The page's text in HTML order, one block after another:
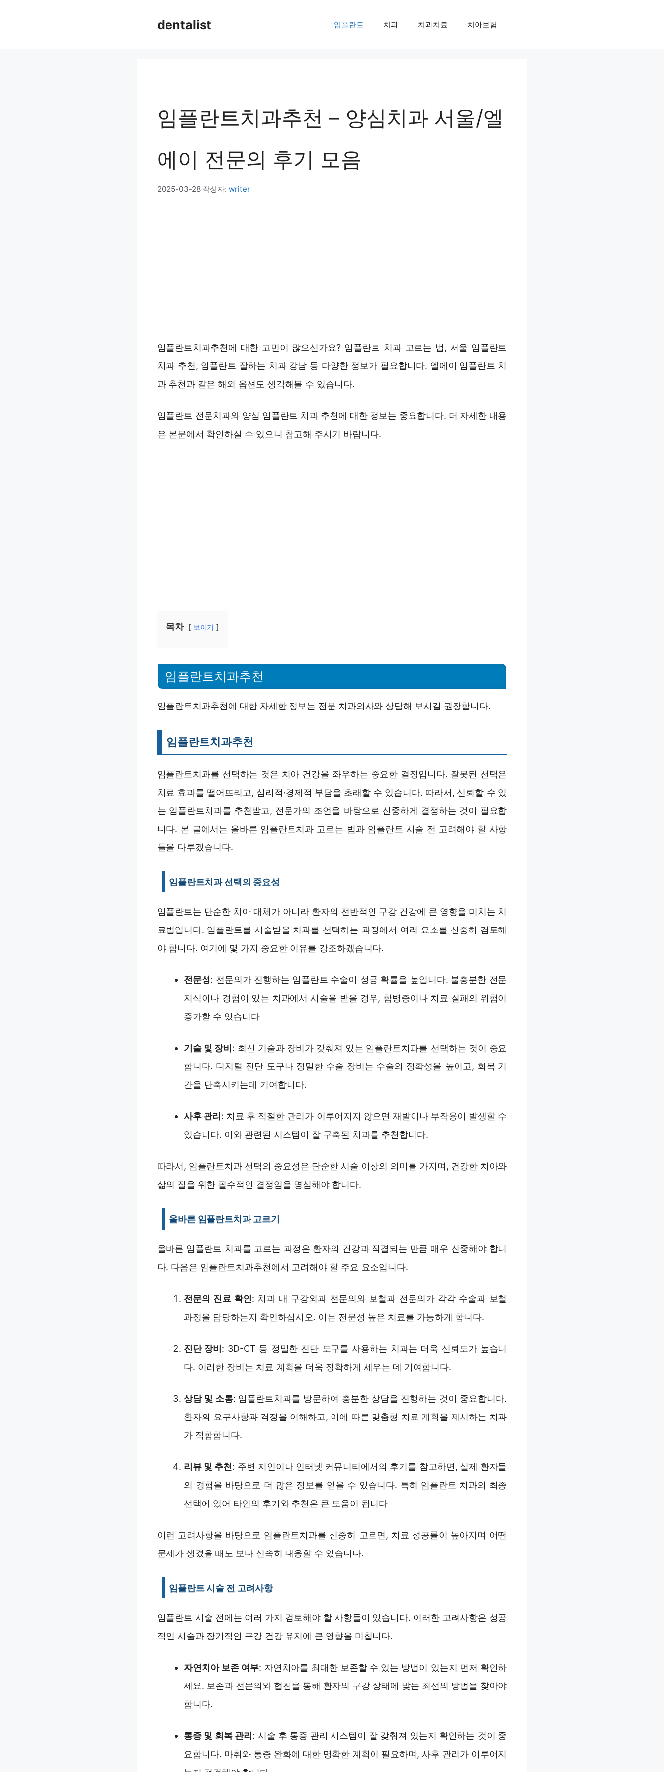
dentalist 임플란트 치과 치과치료 치아보험
임플란트치과추천 – 양심치과 서울/엘
에이 전문의 후기 모음
2025-03-28 작성자: writer
임플란트치과추천에 대한 고민이 많으신가요? 임플란트 치과 고르는 법, 서울 임플란트
치과 추천, 임플란트 잘하는 치과 강남 등 다양한 정보가 필요합니다. 엘에이 임플란트 치
과 추천과 같은 해외 옵션도 생각해볼 수 있습니다.
임플란트 전문치과와 양심 임플란트 치과 추천에 대한 정보는 중요합니다. 더 자세한 내용
은 본문에서 확인하실 수 있으니 참고해 주시기 바랍니다.
목차 보이기
임플란트치과추천
임플란트치과추천에 대한 자세한 정보는 전문 치과의사와 상담해 보시길 권장합니다.
임플란트치과추천
임플란트치과를 선택하는 것은 치아 건강을 좌우하는 중요한 결정입니다. 잘못된 선택은
치료 효과를 떨어뜨리고, 심리적·경제적 부담을 초래할 수 있습니다. 따라서, 신뢰할 수 있
는 임플란트치과를 추천받고, 전문가의 조언을 바탕으로 신중하게 결정하는 것이 필요합
니다. 본 글에서는 올바른 임플란트치과 고르는 법과 임플란트 시술 전 고려해야 할 사항
들을 다루겠습니다.
임플란트치과 선택의 중요성
임플란트는 단순한 치아 대체가 아니라 환자의 전반적인 구강 건강에 큰 영향을 미치는 치
료법입니다. 임플란트를 시술받을 치과를 선택하는 과정에서 여러 요소를 신중히 검토해
야 합니다. 여기에 몇 가지 중요한 이유를 강조하겠습니다.
전문성: 전문의가 진행하는 임플란트 수술이 성공 확률을 높입니다. 불충분한 전문
지식이나 경험이 있는 치과에서 시술을 받을 경우, 합병증이나 치료 실패의 위험이
증가할 수 있습니다.
기술 및 장비 : 최신 기술과 장비가 갖춰져 있는 임플란트치과를 선택하는 것이 중요
합니다. 디지털 진단 도구나 정밀한 수술 장비는 수술의 정확성을 높이고, 회복 기
간을 단축시키는데 기여합니다.
사후 관리 : 치료 후 적절한 관리가 이루어지지 않으면 재발이나 부작용이 발생할 수
있습니다. 이와 관련된 시스템이 잘 구축된 치과를 추천합니다.
따라서, 임플란트치과 선택의 중요성은 단순한 시술 이상의 의미를 가지며, 건강한 치아와
삶의 질을 위한 필수적인 결정임을 명심해야 합니다.
올바른 임플란트치과 고르기
올바른 임플란트 치과를 고르는 과정은 환자의 건강과 직결되는 만큼 매우 신중해야 합니
다. 다음은 임플란트치과추천에서 고려해야 할 주요 요소입니다.
전문의 진료 확인: 치과 내 구강외과 전문의와 보철과 전문의가 각각 수술과 보철
과정을 담당하는지 확인하십시오. 이는 전문성 높은 치료를 가능하게 합니다.
진단 장비 : 3D-CT 등 정밀한 진단 도구를 사용하는 치과는 더욱 신뢰도가 높습니
다. 이러한 장비는 치료 계획을 더욱 정확하게 세우는 데 기여합니다.
상담 및 소통: 임플란트치과를 방문하여 충분한 상담을 진행하는 것이 중요합니다.
환자의 요구사항과 걱정을 이해하고, 이에 따른 맞춤형 치료 계획을 제시하는 치과
가 적합합니다.
리뷰 및 추천: 주변 지인이나 인터넷 커뮤니티에서의 후기를 참고하면, 실제 환자들
의 경험을 바탕으로 더 많은 정보를 얻을 수 있습니다. 특히 임플란트 치과의 최종
선택에 있어 타인의 후기와 추천은 큰 도움이 됩니다.
이런 고려사항을 바탕으로 임플란트치과를 신중히 고르면, 치료 성공률이 높아지며 어떤
문제가 생겼을 때도 보다 신속히 대응할 수 있습니다.
임플란트 시술 전 고려사항
임플란트 시술 전에는 여러 가지 검토해야 할 사항들이 있습니다. 이러한 고려사항은 성공
적인 시술과 장기적인 구강 건강 유지에 큰 영향을 미칩니다.
자연치아 보존 여부: 자연치아를 최대한 보존할 수 있는 방법이 있는지 먼저 확인하
세요. 보존과 전문의와 협진을 통해 환자의 구강 상태에 맞는 최선의 방법을 찾아야
합니다.
통증 및 회복 관리 : 시술 후 통증 관리 시스템이 잘 갖춰져 있는지 확인하는 것이 중
요합니다. 마취와 통증 완화에 대한 명확한 계획이 필요하며, 사후 관리가 이루어지